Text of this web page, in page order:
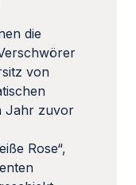
die
von
Jahr zuvor
Rose“,